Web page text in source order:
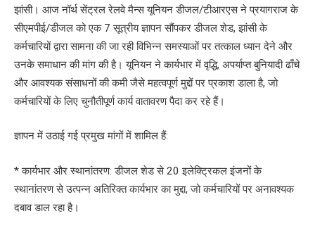
झांसी। आज नॉर्थ सेंट्रल रेलवे मैन्स यूनियन डीजल/टीआरएस ने प्रयागराज के
सीएमपीई/डीजल को एक 7 सूत्रीय ज्ञापन सौंपकर डीजल शेड, झांसी के
कर्मचारियों द्वारा सामना की जा रही विभिन्न समस्याओं पर तत्काल ध्यान देने और
उनके समाधान की मांग की है। यूनियन ने कार्यभार में वृद्धि, अपर्याप्त बुनियादी ढाँचे
और आवश्यक संसाधनों की कमी जैसे महत्वपूर्ण मुद्दों पर प्रकाश डाला है, जो
कर्मचारियों के लिए चुनौतीपूर्ण कार्य वातावरण पैदा कर रहे हैं।
ज्ञापन में उठाई गई प्रमुख मांगों में शामिल हैं:
* कार्यभार और स्थानांतरण: डीजल शेड से 20 इलेक्ट्रिकल इंजनों के
स्थानांतरण से उत्पन्न अतिरिक्त कार्यभार का मुद्दा, जो कर्मचारियों पर अनावश्यक
दबाव डाल रहा है।